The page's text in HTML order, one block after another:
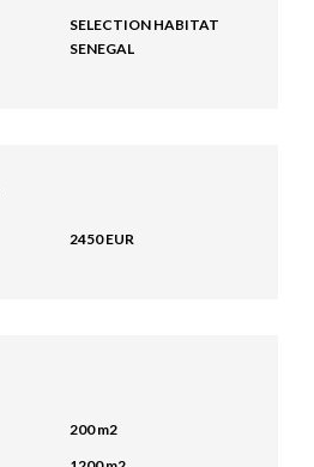
SELECTION HABITAT
SENEGAL
2450 EUR
200 m2